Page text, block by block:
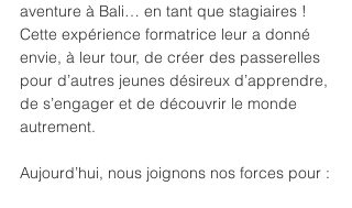
aventure à Bali… en tant que stagiaires !
Cette expérience formatrice leur a donné
envie, à leur tour, de créer des passerelles
pour d’autres jeunes désireux d’apprendre,
de s’engager et de découvrir le monde
autrement.
Aujourd’hui, nous joignons nos forces pour :